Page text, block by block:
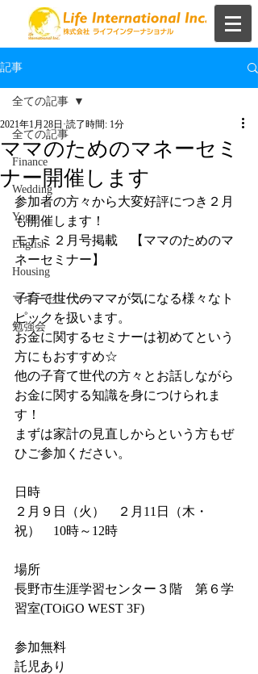
記事
全ての記事
Finance
Wedding
Yoga
English
Housing
マネーセミナー
勉強会
全ての記事
ママのためのマネーセミ
ナー開催します
2021年1月28日 読了時間: 1分
参加者の方々から大変好評につき２月
も開催します！
モナミ２月号掲載　【ママのためのマ
ネーセミナー】
子育て世代のママが気になる様々なト
ピックを扱います。
お金に関するセミナーは初めてという
方にもおすすめ☆
他の子育て世代の方々とお話しながら
お金に関する知識を身につけられま
す！
まずは家計の見直しからという方もぜ
ひご参加ください。
日時
２月９日（火）　２月11日（木・
祝）　10時～12時
場所
長野市生涯学習センター３階　第６学
習室(TOiGO WEST 3F)
参加無料
託児あり